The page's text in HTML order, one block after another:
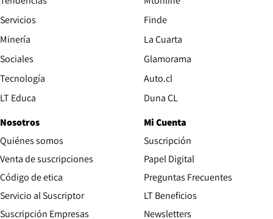
Servicios
Minería
Sociales
Tecnología
LT Educa
Finde
La Cuarta
Glamorama
Auto.clOpens in new window
Duna CLOpens in new window
Nosotros
Quiénes somos
Venta de suscripciones
Código de etica Opens in new window
Servicio al Suscriptor
Suscripción Empresas
Mi Cuenta
Suscripción
Papel DigitalOpens in new
Preguntas Frecuentes
LT Beneficios
Newsletters